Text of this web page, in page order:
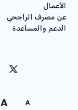
الأعمال
عن مصرف الراجحي
الدعم والمساعدة
A
A